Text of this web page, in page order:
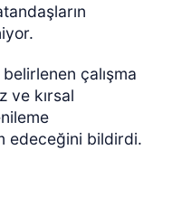
çalışma
ve kırsal
edeceğini bildirdi.